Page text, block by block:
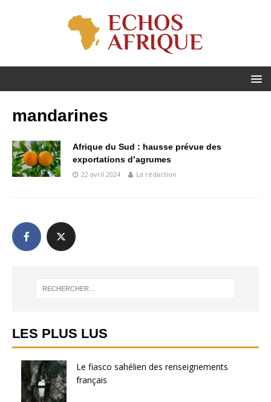
mandarines
Afrique du Sud : hausse prévue des
exportations d’agrumes
22 avril 2024 La rédaction
LES PLUS LUS
Le fiasco sahélien des renseignements
français